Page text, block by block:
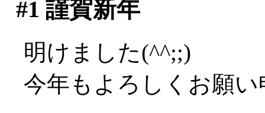
#1 謹賀新年
明けました(^^;;)
今年もよろしくお願